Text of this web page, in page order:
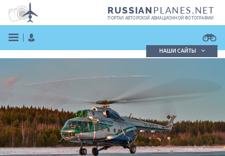
RUSSIANPLANES.NET
ПОРТАЛ АВТОРСКОЙ АВИАЦИОННОЙ ФОТОГРАФИИ
ВОЙТИ
Поиск в реестре
НАШИ САЙТЫ